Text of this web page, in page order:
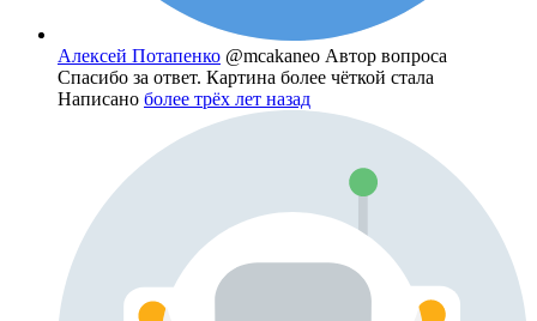
Алексей Потапенко @mcakaneo Автор вопроса
Спасибо за ответ. Картина более чёткой стала
Написано более трёх лет назад